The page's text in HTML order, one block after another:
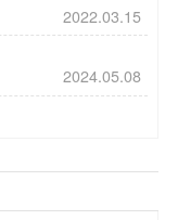
2022.03.15
2024.05.08